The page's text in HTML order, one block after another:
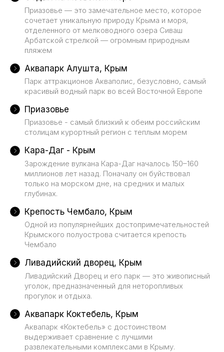
Приазовье — это замечательное место, которое
сочетает уникальную природу Крыма и моря,
отделенного от мелководного озера Сиваш
Арбатской стрелкой — огромным природным
пляжем
Аквапарк Алушта, Крым
Парк аттракционов Акваполис, безусловно, самый
красивый водный парк во всей Восточной Европе
Приазовье
Приазовье - самый близкий к обеим российским
столицам курортный регион с теплым морем
Кара-Даг - Крым
Зарождение вулкана Кара-Даг началось 150–160
миллионов лет назад. Поначалу он буйствовал
только на морском дне, на средних и малых
глубинах.
Крепость Чембало, Крым
Одной из популярнейших достопримечательностей
Крымского полуострова считается крепость
Чембало
Ливадийский дворец, Крым
Ливадийский Дворец и его парк — это живописный
уголок, предназначенный для неторопливых
прогулок и отдыха.
Аквапарк Коктебель, Крым
Аквапарк «Коктебель» с достоинством
выдерживает сравнение с лучшими
развлекательными комплексами в Крыму.